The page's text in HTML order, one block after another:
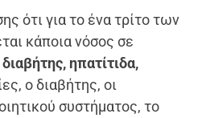
ότι για το ένα τρίτο των
κάποια νόσος σε
ηπατίτιδα,
ο διαβήτης, οι
συστήματος, το